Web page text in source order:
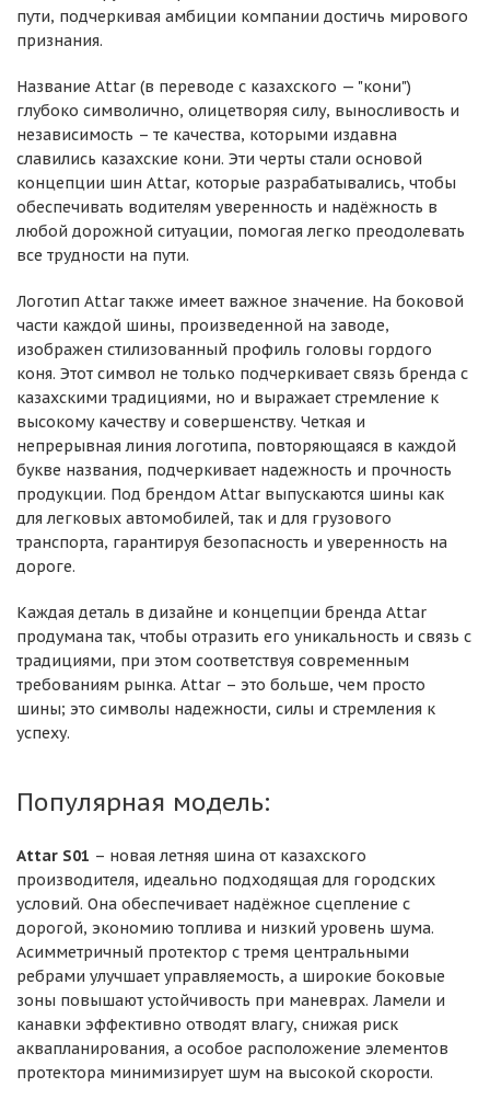
пути, подчеркивая амбиции компании достичь мирового
признания.
Название Attar (в переводе с казахского — "кони")
глубоко символично, олицетворяя силу, выносливость и
независимость – те качества, которыми издавна
славились казахские кони. Эти черты стали основой
концепции шин Attar, которые разрабатывались, чтобы
обеспечивать водителям уверенность и надёжность в
любой дорожной ситуации, помогая легко преодолевать
все трудности на пути.
Логотип Attar также имеет важное значение. На боковой
части каждой шины, произведенной на заводе,
изображен стилизованный профиль головы гордого
коня. Этот символ не только подчеркивает связь бренда с
казахскими традициями, но и выражает стремление к
высокому качеству и совершенству. Четкая и
непрерывная линия логотипа, повторяющаяся в каждой
букве названия, подчеркивает надежность и прочность
продукции. Под брендом Attar выпускаются шины как
для легковых автомобилей, так и для грузового
транспорта, гарантируя безопасность и уверенность на
дороге.
Каждая деталь в дизайне и концепции бренда Attar
продумана так, чтобы отразить его уникальность и связь с
традициями, при этом соответствуя современным
требованиям рынка. Attar – это больше, чем просто
шины; это символы надежности, силы и стремления к
успеху.
Популярная модель:
Attar S01 – новая летняя шина от казахского
производителя, идеально подходящая для городских
условий. Она обеспечивает надёжное сцепление с
дорогой, экономию топлива и низкий уровень шума.
Асимметричный протектор с тремя центральными
ребрами улучшает управляемость, а широкие боковые
зоны повышают устойчивость при маневрах. Ламели и
канавки эффективно отводят влагу, снижая риск
аквапланирования, а особое расположение элементов
протектора минимизирует шум на высокой скорости.